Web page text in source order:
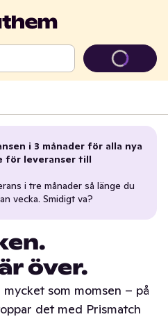
i 3 månader för alla nya
för leveranser till
i tre månader så länge du
vecka. Smidigt va?
över.
som momsen – på
det med Prismatch